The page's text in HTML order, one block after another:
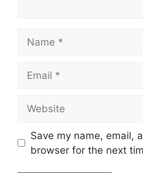
Save my name, email,
browser for the next